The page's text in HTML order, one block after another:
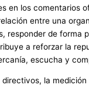
en los comentarios
entre una
responder de forma
a reforzar la
escucha y
directivos, la